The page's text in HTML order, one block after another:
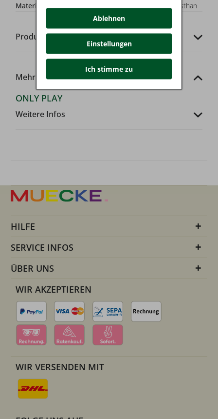
Materialzusammensetzung: 92% Baumwolle, 8% Elasthan
Produkt-Codes
Mehr von dieser Marke
ONLY PLAY
Weitere Infos
HILFE
SERVICE INFOS
ÜBER UNS
WIR AKZEPTIEREN
WIR VERSENDEN MIT
Ablehnen
Einstellungen
Ich stimme zu